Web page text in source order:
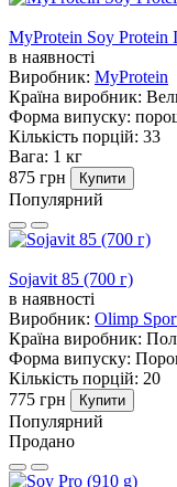
MyProtein Soy Protein
в наявності
Виробник: MyProtein
Країна виробник:
Форма випуску:
Кількість порцій: 33
Вага: 1 кг
875 грн
Купити
Популярний
Sojavit 85 (700 г)
в наявності
Виробник: Olimp
Країна виробник:
Форма випуску:
Кількість порцій: 20
775 грн
Купити
Популярний
Продано